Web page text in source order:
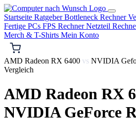
Startseite RatgeberBottleneck Rechner
Fertige PCs FPS RechnerNetzteil
Merch & T-Shirts Mein Konto
AMD Radeon RX 6400 vs NVIDIA
Vergleich
AMD Radeon RX
NVIDIA GeForce